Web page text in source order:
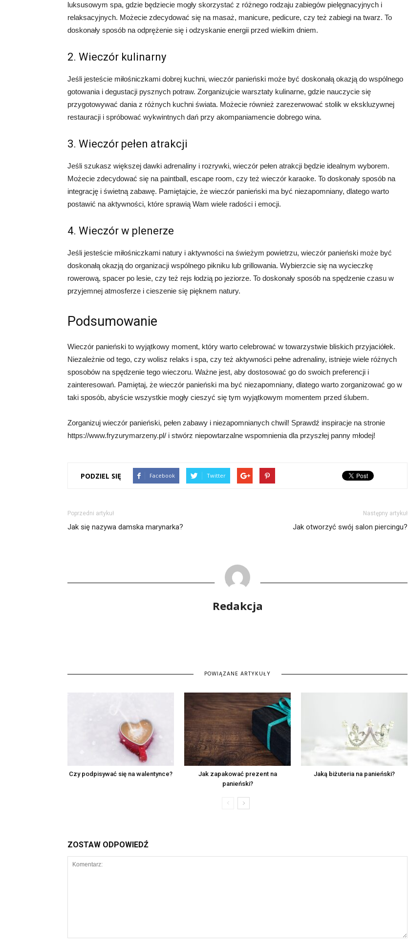
luksusowym spa, gdzie będziecie mogły skorzystać z różnego rodzaju zabiegów pielęgnacyjnych i
relaksacyjnych. Możecie zdecydować się na masaż, manicure, pedicure, czy też zabiegi na twarz. To
doskonały sposób na odprężenie się i odzyskanie energii przed wielkim dniem.
2. Wieczór kulinarny
Jeśli jesteście miłośniczkami dobrej kuchni, wieczór panieński może być doskonałą okazją do wspólnego
gotowania i degustacji pysznych potraw. Zorganizujcie warsztaty kulinarne, gdzie nauczycie się
przygotowywać dania z różnych kuchni świata. Możecie również zarezerwować stolik w ekskluzywnej
restauracji i spróbować wykwintnych dań przy akompaniamencie dobrego wina.
3. Wieczór pełen atrakcji
Jeśli szukasz większej dawki adrenaliny i rozrywki, wieczór pełen atrakcji będzie idealnym wyborem.
Możecie zdecydować się na paintball, escape room, czy też wieczór karaoke. To doskonały sposób na
integrację i świetną zabawę. Pamiętajcie, że wieczór panieński ma być niezapomniany, dlatego warto
postawić na aktywności, które sprawią Wam wiele radości i emocji.
4. Wieczór w plenerze
Jeśli jesteście miłośniczkami natury i aktywności na świeżym powietrzu, wieczór panieński może być
doskonałą okazją do organizacji wspólnego pikniku lub grillowania. Wybierzcie się na wycieczkę
rowerową, spacer po lesie, czy też rejs łodzią po jeziorze. To doskonały sposób na spędzenie czasu w
przyjemnej atmosferze i cieszenie się pięknem natury.
Podsumowanie
Wieczór panieński to wyjątkowy moment, który warto celebrować w towarzystwie bliskich przyjaciółek.
Niezależnie od tego, czy wolisz relaks i spa, czy też aktywności pełne adrenaliny, istnieje wiele różnych
sposobów na spędzenie tego wieczoru. Ważne jest, aby dostosować go do swoich preferencji i
zainteresowań. Pamiętaj, że wieczór panieński ma być niezapomniany, dlatego warto zorganizować go w
taki sposób, abyście wszystkie mogły cieszyć się tym wyjątkowym momentem przed ślubem.
Zorganizuj wieczór panieński, pełen zabawy i niezapomnianych chwil! Sprawdź inspiracje na stronie
https://www.fryzurymarzeny.pl/ i stwórz niepowtarzalne wspomnienia dla przyszłej panny młodej!
PODZIEL SIĘ Facebook Twitter
Poprzedni artykuł
Jak się nazywa damska marynarka?
Następny artykuł
Jak otworzyć swój salon piercingu?
Redakcja
POWIĄZANE ARTYKUŁY
Czy podpisywać się na walentynce?
Jak zapakować prezent na
panieński?
Jaką biżuteria na panieński?
ZOSTAW ODPOWIEDŹ